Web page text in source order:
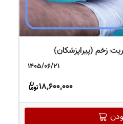
زخم (پیراپزشکان)
1405/06/21
18,600,000